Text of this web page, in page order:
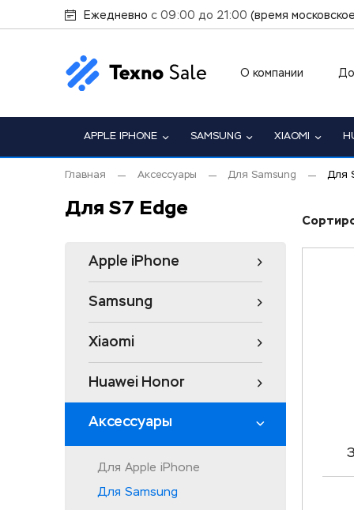
Ежедневно с 09:00 до 21:00 (время
О компании
APPLE IPHONE SAMSUNG XIAOMI
Главная Аксессуары Для Samsung Для
Для S7 Edge
Apple iPhone
Samsung
Xiaomi
Huawei Honor
Аксессуары
Для Apple iPhone
Для Samsung